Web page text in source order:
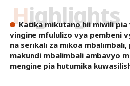
Highlights
Katika mikutano hii miwili pia
vingine mfululizo vya pembeni
na serikali za mikoa
makundi mbalimbali ambavyo
mengine pia hutumika